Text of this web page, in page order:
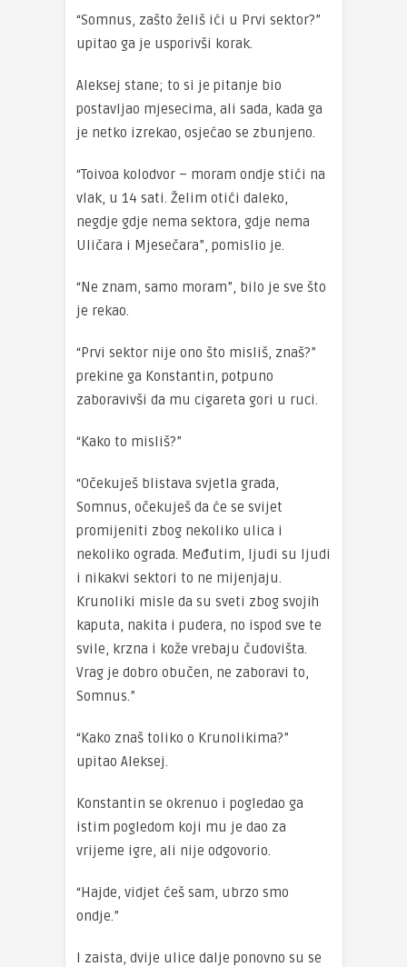
“Somnus, zašto želiš ići u Prvi sektor?”
upitao ga je usporivši korak.
Aleksej stane; to si je pitanje bio
postavljao mjesecima, ali sada, kada ga
je netko izrekao, osjećao se zbunjeno.
“Toivoa kolodvor – moram ondje stići na
vlak, u 14 sati. Želim otići daleko,
negdje gdje nema sektora, gdje nema
Uličara i Mjesečara”, pomislio je.
“Ne znam, samo moram”, bilo je sve što
je rekao.
“Prvi sektor nije ono što misliš, znaš?”
prekine ga Konstantin, potpuno
zaboravivši da mu cigareta gori u ruci.
“Kako to misliš?”
“Očekuješ blistava svjetla grada,
Somnus, očekuješ da će se svijet
promijeniti zbog nekoliko ulica i
nekoliko ograda. Međutim, ljudi su ljudi
i nikakvi sektori to ne mijenjaju.
Krunoliki misle da su sveti zbog svojih
kaputa, nakita i pudera, no ispod sve te
svile, krzna i kože vrebaju čudovišta.
Vrag je dobro obučen, ne zaboravi to,
Somnus.”
“Kako znaš toliko o Krunolikima?”
upitao Aleksej.
Konstantin se okrenuo i pogledao ga
istim pogledom koji mu je dao za
vrijeme igre, ali nije odgovorio.
“Hajde, vidjet ćeš sam, ubrzo smo
ondje.”
I zaista, dvije ulice dalje ponovno su se